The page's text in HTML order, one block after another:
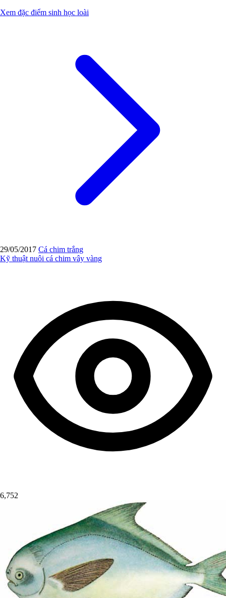
Xem đặc điểm sinh học loài
29/05/2017 Cá chim trắng
Kỹ thuật nuôi cá chim vây vàng
6,752